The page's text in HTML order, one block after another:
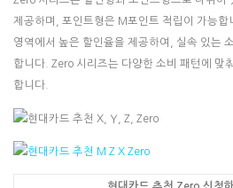
제공하며, 포인트형은 M포인트 적립이 가능합
영역에서 높은 할인율을 제공하여, 실속 있는
합니다. Zero 시리즈는 다양한 소비 패턴에 맞
합니다.